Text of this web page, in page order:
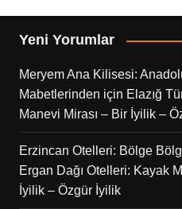
Yeni Yorumlar
Meryem Ana Kilisesi:
Mabetlerinden için Elazığ
Manevi Mirası – Bir İyilik –
Erzincan Otelleri: Bölge
Ergan Dağı Otelleri: Kayak
İyilik – Özgür İyilik